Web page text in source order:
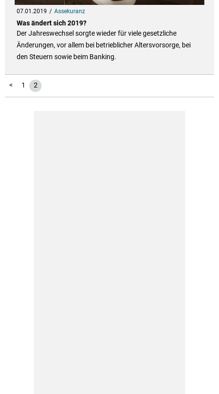
07.01.2019 Assekuranz
Was ändert sich 2019?
Der Jahreswechsel sorgte wieder für viele gesetzliche
Änderungen, vor allem bei betrieblicher Altersvorsorge, bei
den Steuern sowie beim Banking.
< 1 2